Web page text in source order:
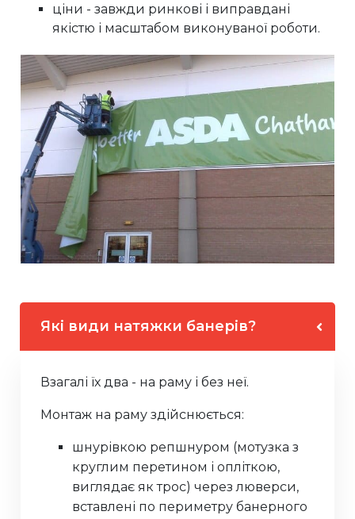
ціни - завжди ринкові і виправдані
якістю і масштабом виконуваної роботи.
Які види натяжки банерів?
Взагалі їх два - на раму і без неї.
Монтаж на раму здійснюється:
шнурівкою репшнуром (мотузка з
круглим перетином і опліткою,
виглядає як трос) через люверси,
вставлені по периметру банерного